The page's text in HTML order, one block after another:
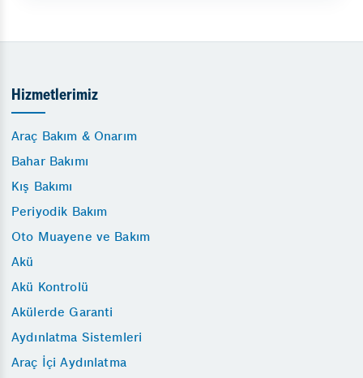
Hizmetlerimiz
Araç Bakım & Onarım
Bahar Bakımı
Kış Bakımı
Periyodik Bakım
Oto Muayene ve Bakım
Akü
Akü Kontrolü
Akülerde Garanti
Aydınlatma Sistemleri
Araç İçi Aydınlatma